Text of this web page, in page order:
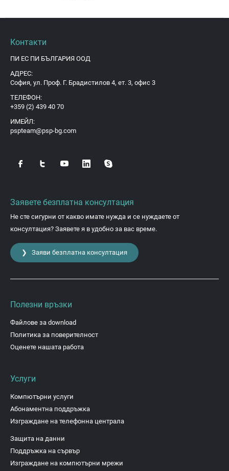
Контакти
ПИ ЕС ПИ БЪЛГАРИЯ ООД
АДРЕС:
София, ул. Проф. Г. Брадистилов 4, ет. 3, офис 3
ТЕЛЕФОН:
+359 (2) 439 40 70
ИМЕЙЛ:
pspteam@psp-bg.com
Заявете безплатна консултация
Не сте сигурни от какво имате нужда и се нуждаете от
консултация? Заявете я в удобно за вас време.
❯ Заяви безплатна консултация
Полезни връзки
Файлове за download
Политика за поверителност
Оценете нашата работа
Услуги
Компютърни услуги
Абонаментна поддръжка
Изграждане на телефонна централа
Защита на данни
Поддръжка на сървър
Изграждане на компютърни мрежи